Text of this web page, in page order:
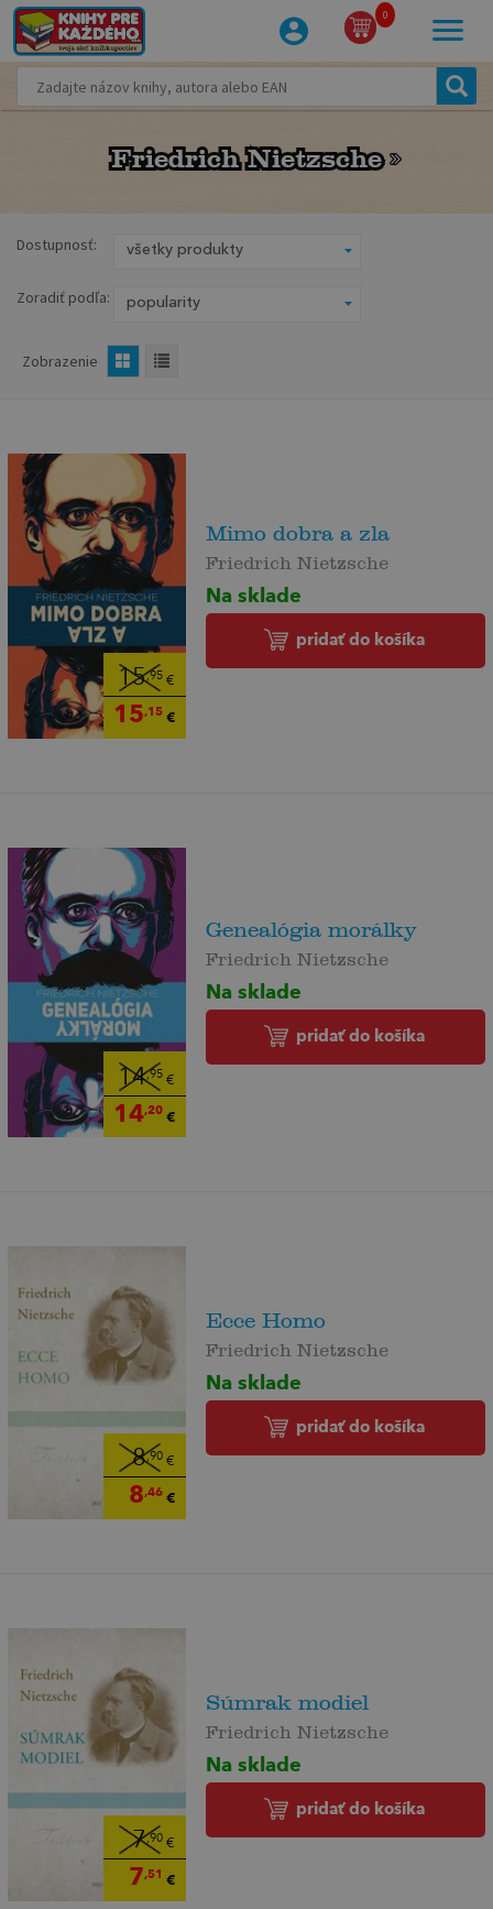
0
Friedrich Nietzsche
Friedrich Nietzsche
Dostupnosť:
Zoradiť podľa:
Zobrazenie
15,95€
15,15€
Mimo dobra a zla
Friedrich Nietzsche
Na sklade
pridať do košíka
14,95€
14,20€
Genealógia morálky
Friedrich Nietzsche
Na sklade
pridať do košíka
8,90€
8,46€
Ecce Homo
Friedrich Nietzsche
Na sklade
pridať do košíka
7,90€
7,51 €
Súmrak modiel
Friedrich Nietzsche
Na sklade
pridať do košíka